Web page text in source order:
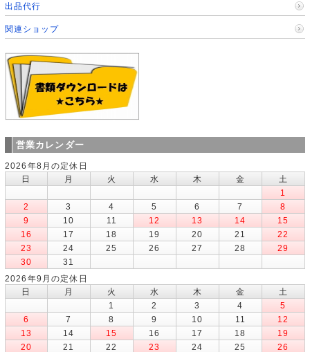
出品代行
関連ショップ
営業カレンダー
2026年8月の定休日
日
月 火 水 木 金
土
1
2
3 4 5 6 7
8
9
10 11 12 13 14
15
16
17 18 19 20 21
22
23
24 25 26 27 28
29
30
31
2026年9月の定休日
日
月 火 水 木 金
土
1
2 3 4
5
6
7 8 9 10 11
12
13
14 15 16 17 18
19
20
21 22 23 24 25
26